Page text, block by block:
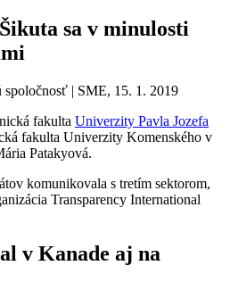
sa v minulosti
spoločnosť | SME, 15. 1. 2019
fakulta Univerzity Pavla Jozefa
fakulta Univerzity Komenského v
Patakyová.
komunikovala s tretím sektorom,
Transparency International
v Kanade aj na